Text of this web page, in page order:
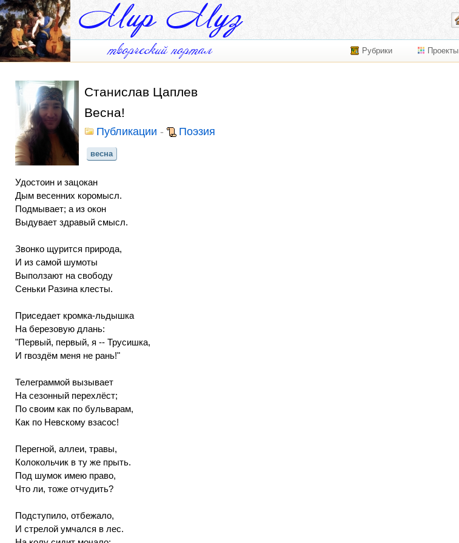
Рубрики Проекты
Станислав Цаплев
Весна!
Публикации - Поэзия
весна
Удостоин и зацокан
Дым весенних коромысл.
Подмывает; а из окон
Выдувает здравый смысл.
Звонко щурится природа,
И из самой шумоты
Выползают на свободу
Сеньки Разина клесты.
Приседает кромка-льдышка
На березовую длань:
"Первый, первый, я -- Трусишка,
И гвоздём меня не рань!"
Телеграммой вызывает
На сезонный перехлёст;
По своим как по бульварам,
Как по Невскому взасос!
Перегной, аллеи, травы,
Колокольчик в ту же прыть.
Под шумок имею право,
Что ли, тоже отчудить?
Подступило, отбежало,
И стрелой умчался в лес.